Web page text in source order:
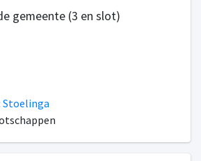
gemeente (3 en slot)
Stoelinga